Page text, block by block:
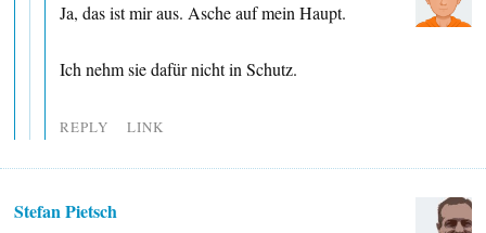
Ja, das ist mir aus. Asche auf mein Haupt.
Ich nehm sie dafür nicht in Schutz.
REPLY LINK
Stefan Pietsch